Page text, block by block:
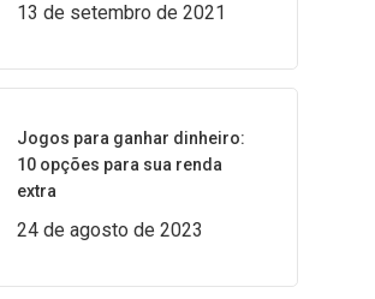
13 de setembro de 2021
Jogos para ganhar dinheiro:
10 opções para sua renda
extra
24 de agosto de 2023